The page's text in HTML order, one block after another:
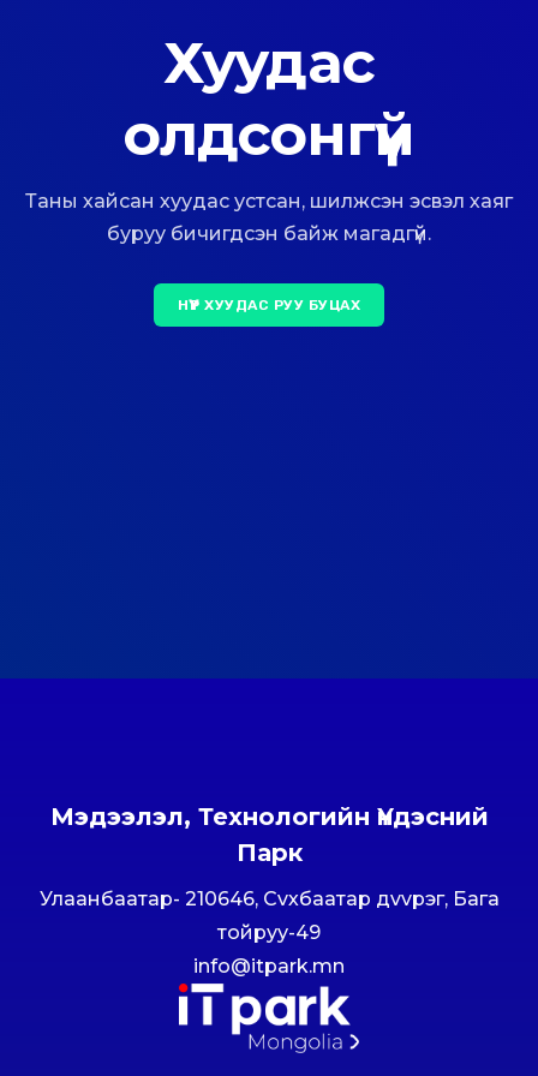
Хуудас
олдсонгүй
Таны хайсан хуудас устсан, шилжсэн эсвэл хаяг
буруу бичигдсэн байж магадгүй.
НҮҮР ХУУДАС РУУ БУЦАХ
Мэдээлэл, Технологийн Үндэсний
Парк
Улаанбаатар- 210646, Сvхбаатар дvvрэг, Бага
тойруу-49
info@itpark.mn